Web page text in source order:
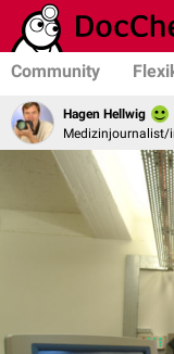
Community
Hagen Hellwig
Medizinjournalist/